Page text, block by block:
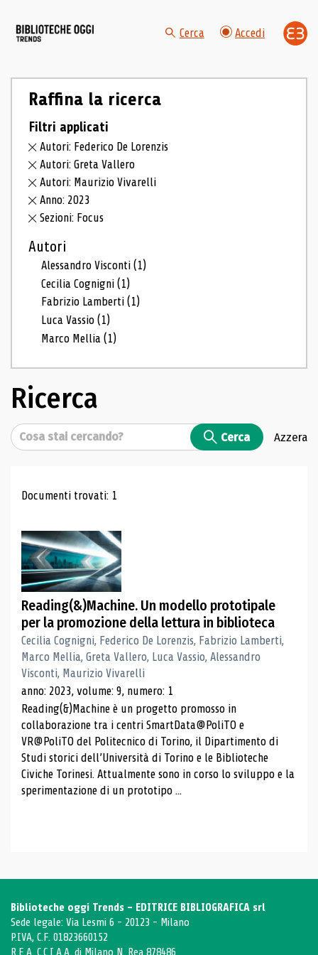
Cerca Accedi
Raffina la ricerca
Filtri applicati
Autori: Federico De Lorenzis
Autori: Greta Vallero
Autori: Maurizio Vivarelli
Anno: 2023
Sezioni: Focus
Autori
Alessandro Visconti(1)
Cecilia Cognigni(1)
Fabrizio Lamberti(1)
Luca Vassio(1)
Marco Mellia(1)
Ricerca
Cerca Cerca Azzera
Risultati di ricerca
Documenti trovati: 1
Reading(&)Machine. Un modello prototipale
per la promozione della lettura in biblioteca
Cecilia Cognigni, Federico De Lorenzis, Fabrizio Lamberti,
Marco Mellia, Greta Vallero, Luca Vassio, Alessandro
Visconti, Maurizio Vivarelli
anno: 2023, volume: 9, numero: 1
Reading(&)Machine è un progetto promosso in
collaborazione tra i centri SmartData@PoliTO e
VR@PoliTO del Politecnico di Torino, il Dipartimento di
Studi storici dell’Università di Torino e le Biblioteche
Civiche Torinesi. Attualmente sono in corso lo sviluppo e la
sperimentazione di un prototipo ...
Biblioteche oggi Trends - EDITRICE BIBLIOGRAFICA srl
Sede legale: Via Lesmi 6 - 20123 - Milano
P.IVA, C.F. 01823660152
R.E.A. C.C.I.A.A. di Milano N. Rea 878486